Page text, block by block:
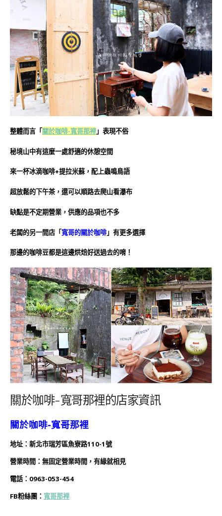
整體而言「關於咖啡-寬哥那裡」表現不俗
秘境山中有這麼一處舒適的休憩空間
來一杯冰滴咖啡+提拉米蘇，配上蟲鳴鳥語
超放鬆的下午茶，還可以順路去爬山看瀑布
缺點是不定期營業，供應的品項也不多
老闆的另一間店「寬哥的關於咖啡」有更多選擇
那邊的咖啡豆都是這邊烘焙好送過去的唷！
關於咖啡-寬哥那裡的店家資訊
關於咖啡-寬哥那裡
地址：新北市瑞芳區魚寮路110-1號
營業時間：無固定營業時間，有緣就相見
電話：0963-053-454
FB粉絲團： 寬哥那裡